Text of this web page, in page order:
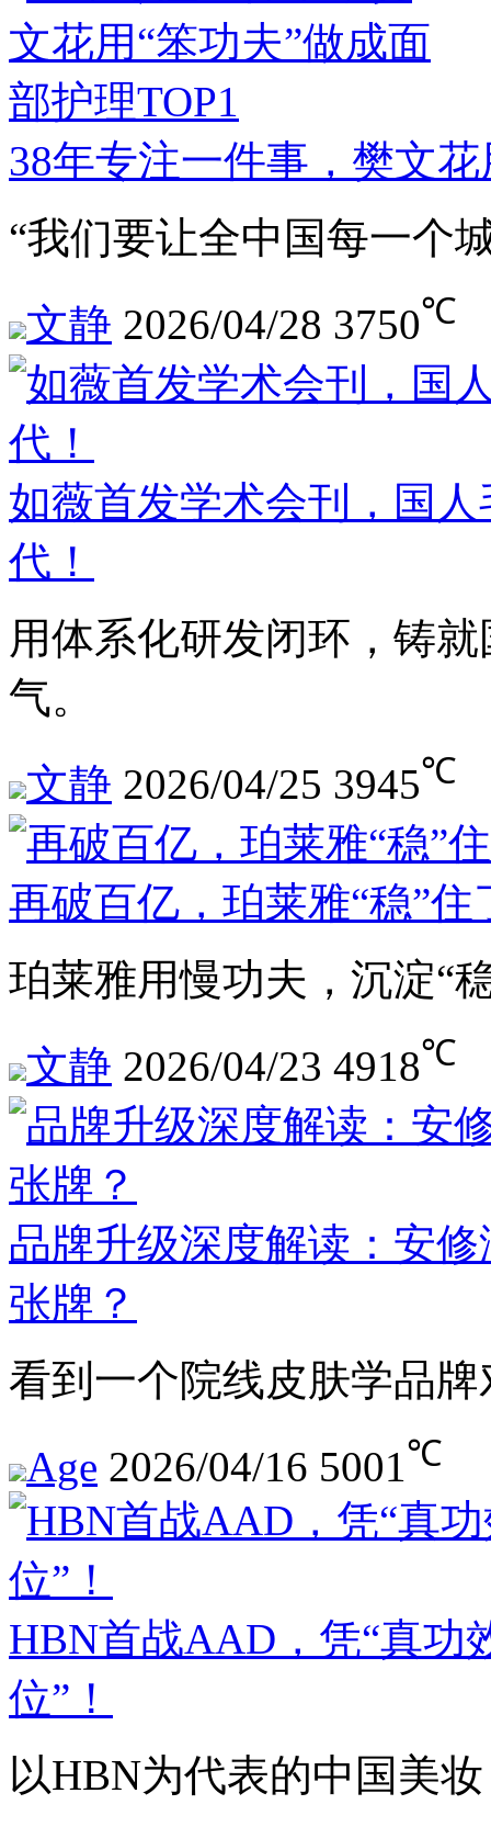
38年专注一件事，樊文
“我们要让全中国每一个
文静 2026/04/28 3750℃
如薇首发学术会刊，国
代！
用体系化研发闭环，铸
气。
文静 2026/04/25 3945℃
再破百亿，珀莱雅“稳”住
珀莱雅用慢功夫，沉淀“
文静 2026/04/23 4918℃
品牌升级深度解读：安
张牌？
看到一个院线皮肤学品
Age 2026/04/16 5001℃
HBN首战AAD，凭“真功
位”！
以HBN为代表的中国美